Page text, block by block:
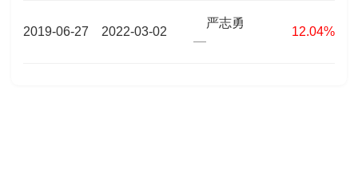
2019-06-27 2022-03-02
严志勇
—
12.04%